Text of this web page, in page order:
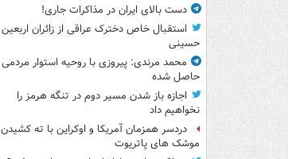
دست بالای ایران در مذاکرات جاری!
استقبال خاص دخترک عراقی از زائران اربعین
حسینی
محمد مرندی: پیروزی با روحیه استوار مردمی
حاصل شده
اجازه باز شدن مسیر دوم در تنگه هرمز را
نخواهیم داد
دردسر همزمان آمریکا و اوکراین با ته کشیدن
موشک های پاتریوت